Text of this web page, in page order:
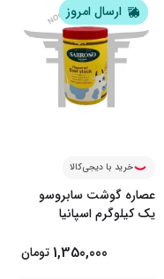
ارسال امروز
خرید با دیجی‌کالا
عصاره گوشت سابروسو
یک کیلوگرم اسپانیا
1,350,000 تومان